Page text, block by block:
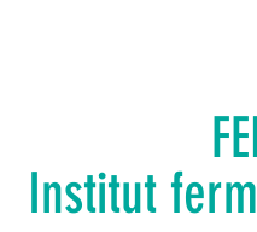
Institut